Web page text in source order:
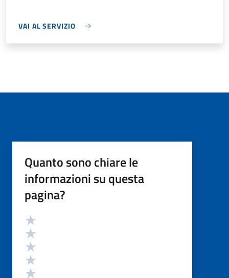
VAI AL SERVIZIO
Quanto sono chiare le
informazioni su questa
pagina?
Valutazione